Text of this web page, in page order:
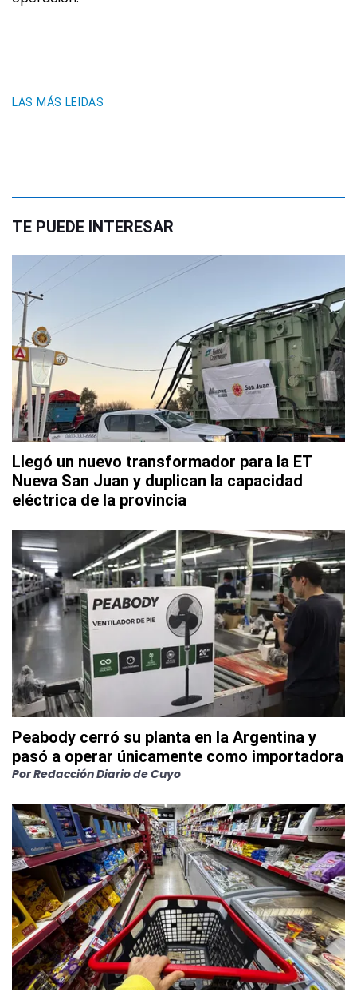
LAS MÁS LEIDAS
TE PUEDE INTERESAR
Llegó un nuevo transformador para la ET
Nueva San Juan y duplican la capacidad
eléctrica de la provincia
Peabody cerró su planta en la Argentina y
pasó a operar únicamente como importadora
PorRedacción Diario de Cuyo